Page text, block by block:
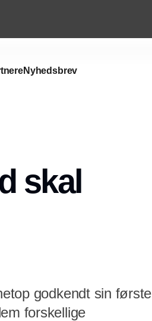
Nyhedsbrev
skal
godkendt sin første
forskellige